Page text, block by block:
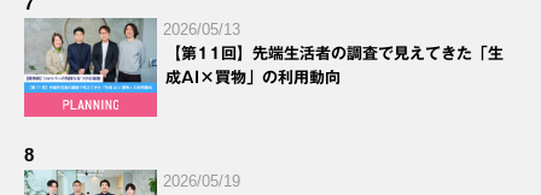
2026/05/13
【第11回】先端生活者の調査で見えてきた「生
成AI×買物」の利用動向
8
2026/05/19